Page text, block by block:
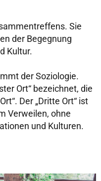
Sie
der Begegnung
Kultur.
der Soziologie.
Ort“ bezeichnet, die
Der „Dritte Ort“ ist
Verweilen, ohne
und Kulturen.